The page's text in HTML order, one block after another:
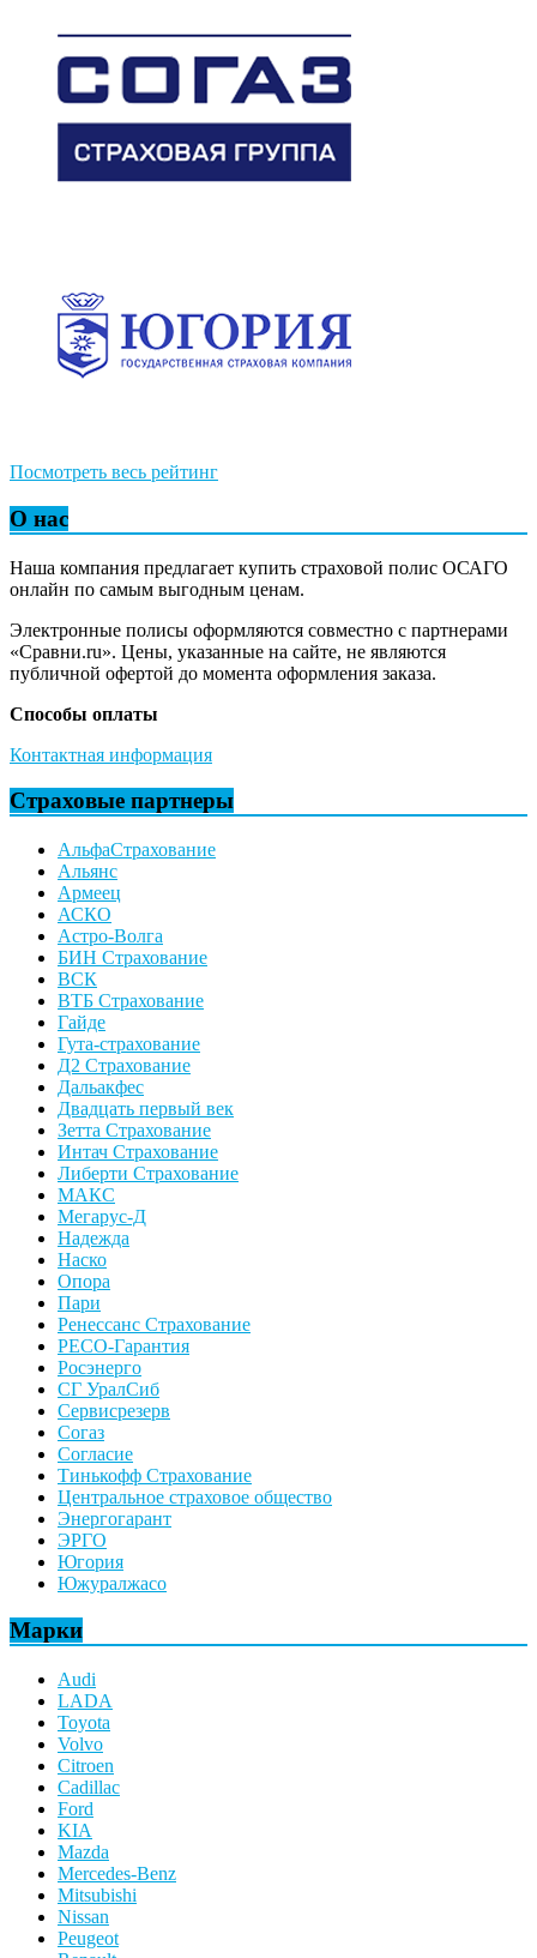
Посмотреть весь рейтинг
О нас
Наша компания предлагает купить страховой полис ОСАГО
онлайн по самым выгодным ценам.
Электронные полисы оформляются совместно с партнерами
«Сравни.ru». Цены, указанные на сайте, не являются
публичной офертой до момента оформления заказа.
Способы оплаты
Контактная информация
Страховые партнеры
АльфаСтрахование
Альянс
Армеец
АСКО
Астро-Волга
БИН Страхование
ВСК
ВТБ Страхование
Гайде
Гута-страхование
Д2 Страхование
Дальакфес
Двадцать первый век
Зетта Страхование
Интач Страхование
Либерти Страхование
МАКС
Мегарус-Д
Надежда
Наско
Опора
Пари
Ренессанс Страхование
РЕСО-Гарантия
Росэнерго
СГ УралСиб
Сервисрезерв
Согаз
Согласие
Тинькофф Страхование
Центральное страховое общество
Энергогарант
ЭРГО
Югория
Южуралжасо
Марки
Audi
LADA
Toyota
Volvo
Citroen
Cadillac
Ford
KIA
Mazda
Mercedes-Benz
Mitsubishi
Nissan
Peugeot